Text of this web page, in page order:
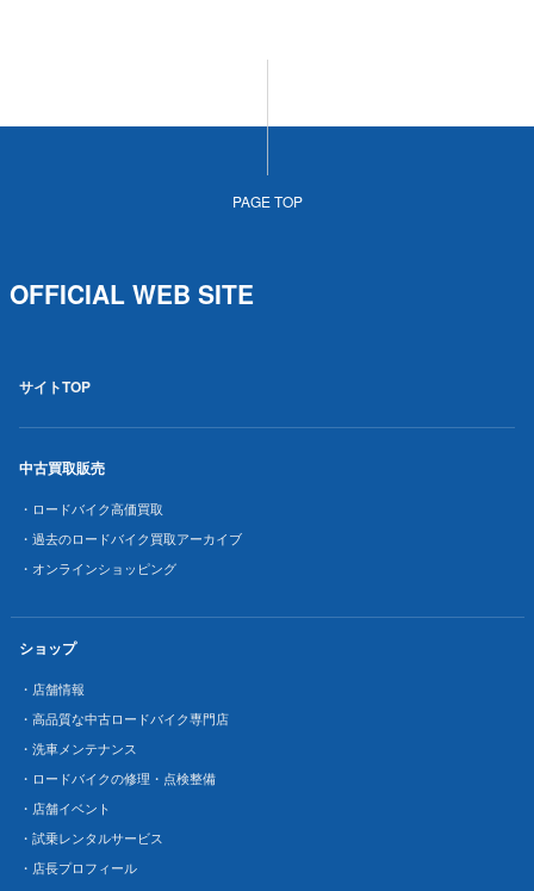
PAGE TOP
OFFICIAL WEB SITE
サイトTOP
中古買取販売
・ロードバイク高価買取
・過去のロードバイク買取アーカイブ
・オンラインショッピング
ショップ
・店舗情報
・高品質な中古ロードバイク専門店
・洗車メンテナンス
・ロードバイクの修理・点検整備
・店舗イベント
・試乗レンタルサービス
・店長プロフィール